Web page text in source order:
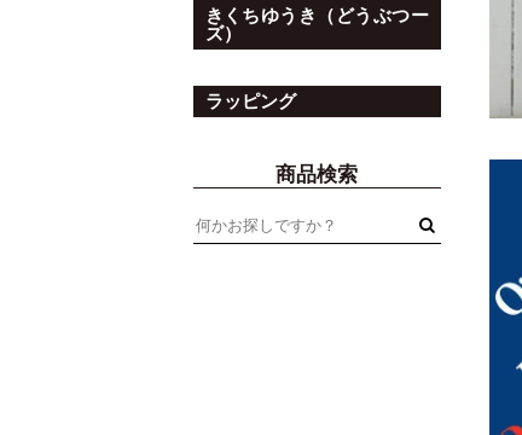
きくちゆうき（どうぶつー
ズ）
ラッピング
商品検索